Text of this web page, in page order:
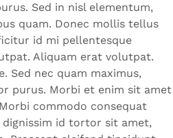
Sed in nisl elementum,
quam. Donec mollis tellus
id mi pellentesque
Aliquam erat volutpat.
Sed nec quam maximus,
purus. Morbi et enim sit amet
commodo consequat
dignissim id tortor sit amet,